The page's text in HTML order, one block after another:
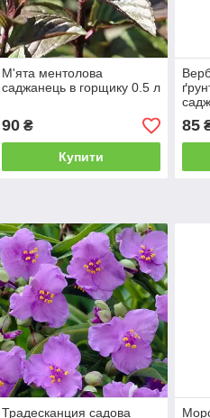
М'ята ментолова
саджанець в горщику 0.5 л
90₴
Купити
85
Традесканция садова